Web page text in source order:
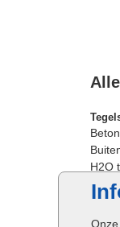
Onze
H2O
Oprit
Patio